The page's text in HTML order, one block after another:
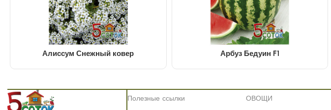
Алиссум Снежный ковер Арбуз Бедуин F1
Полезные ссылки ОВОЩИ